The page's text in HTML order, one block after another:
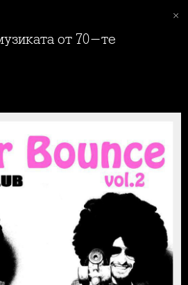
от 70-те